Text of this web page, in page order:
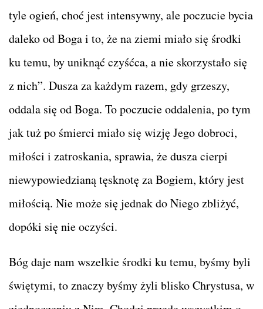
tyle ogień, choć jest intensywny, ale poczucie bycia
daleko od Boga i to, że na ziemi miało się środki
ku temu, by uniknąć czyśćca, a nie skorzystało się
z nich”. Dusza za każdym razem, gdy grzeszy,
oddala się od Boga. To poczucie oddalenia, po tym
jak tuż po śmierci miało się wizję Jego dobroci,
miłości i zatroskania, sprawia, że dusza cierpi
niewypowiedzianą tęsknotę za Bogiem, który jest
miłością. Nie może się jednak do Niego zbliżyć,
dopóki się nie oczyści.
Bóg daje nam wszelkie środki ku temu, byśmy byli
świętymi, to znaczy byśmy żyli blisko Chrystusa, w